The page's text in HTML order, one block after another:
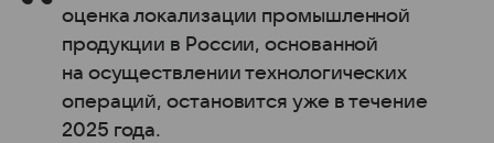
оценка локализации промышленной
продукции в России, основанной
на осуществлении технологических
операций, остановится уже в течение
2025 года.